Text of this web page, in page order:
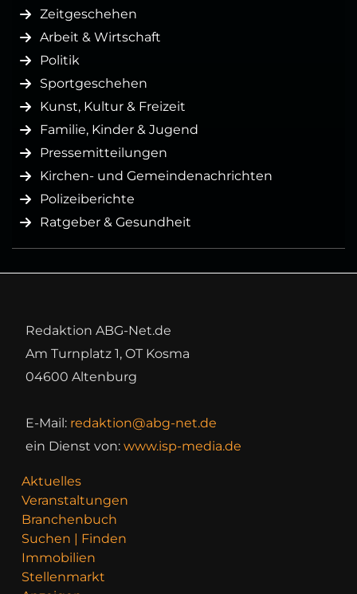
Zeitgeschehen
Arbeit & Wirtschaft
Politik
Sportgeschehen
Kunst, Kultur & Freizeit
Familie, Kinder & Jugend
Pressemitteilungen
Kirchen- und Gemeindenachrichten
Polizeiberichte
Ratgeber & Gesundheit
Redaktion ABG-Net.de
Am Turnplatz 1, OT Kosma
04600 Altenburg
E-Mail: redaktion@abg-net.de
ein Dienst von: www.isp-media.de
Aktuelles
Veranstaltungen
Branchenbuch
Suchen | Finden
Immobilien
Stellenmarkt